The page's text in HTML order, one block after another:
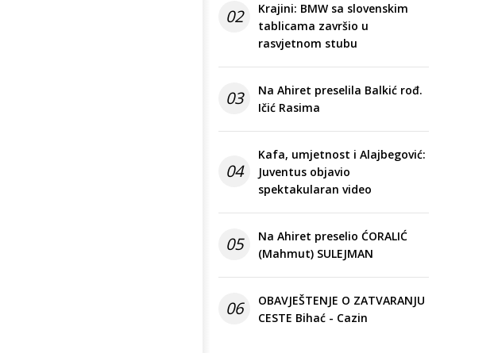
02
Krajini: BMW sa slovenskim
tablicama završio u
rasvjetnom stubu
03
Na Ahiret preselila Balkić rođ.
Ičić Rasima
04
Kafa, umjetnost i Alajbegović:
Juventus objavio
spektakularan video
05
Na Ahiret preselio ĆORALIĆ
(Mahmut) SULEJMAN
06
OBAVJEŠTENJE O ZATVARANJU
CESTE Bihać - Cazin